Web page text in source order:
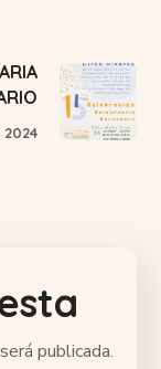
publicada.